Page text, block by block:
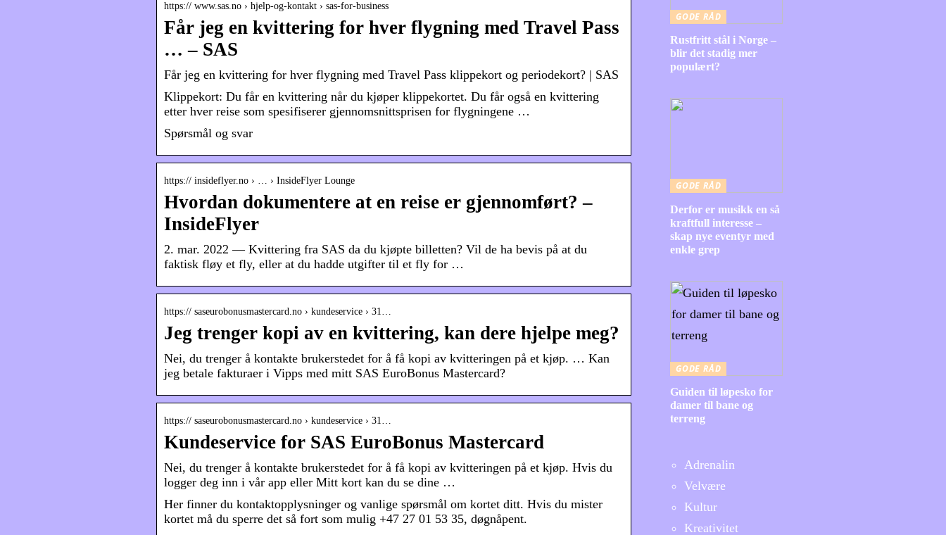
https:// www.sas.no › hjelp-og-kontakt › sas-for-business
Får jeg en kvittering for hver flygning med Travel Pass
… – SAS
Får jeg en kvittering for hver flygning med Travel Pass klippekort og periodekort? | SAS
Klippekort: Du får en kvittering når du kjøper klippekortet. Du får også en kvittering
etter hver reise som spesifiserer gjennomsnittsprisen for flygningene …
Spørsmål og svar
https:// insideflyer.no › … › InsideFlyer Lounge
Hvordan dokumentere at en reise er gjennomført? –
InsideFlyer
2. mar. 2022 — Kvittering fra SAS da du kjøpte billetten? Vil de ha bevis på at du
faktisk fløy et fly, eller at du hadde utgifter til et fly for …
https:// saseurobonusmastercard.no › kundeservice › 31…
Jeg trenger kopi av en kvittering, kan dere hjelpe meg?
Nei, du trenger å kontakte brukerstedet for å få kopi av kvitteringen på et kjøp. … Kan
jeg betale fakturaer i Vipps med mitt SAS EuroBonus Mastercard?
https:// saseurobonusmastercard.no › kundeservice › 31…
Kundeservice for SAS EuroBonus Mastercard
Nei, du trenger å kontakte brukerstedet for å få kopi av kvitteringen på et kjøp. Hvis du
logger deg inn i vår app eller Mitt kort kan du se dine …
Her finner du kontaktopplysninger og vanlige spørsmål om kortet ditt. Hvis du mister
kortet må du sperre det så fort som mulig +47 27 01 53 35, døgnåpent.
GODE RÅD
Rustfritt stål i Norge –
blir det stadig mer
populært?
GODE RÅD
Derfor er musikk en så
kraftfull interesse –
skap nye eventyr med
enkle grep
GODE RÅD
Guiden til løpesko for
damer til bane og
terreng
Adrenalin
Velvære
Kultur
Kreativitet